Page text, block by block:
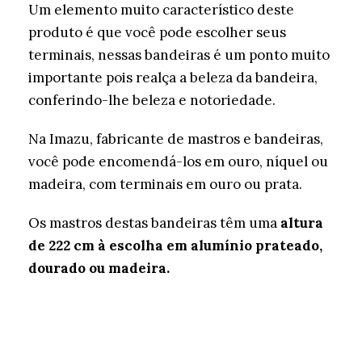
Um elemento muito característico deste
produto é que você pode escolher seus
terminais, nessas bandeiras é um ponto muito
importante pois realça a beleza da bandeira,
conferindo-lhe beleza e notoriedade.
Na Imazu, fabricante de mastros e bandeiras,
você pode encomendá-los em ouro, níquel ou
madeira, com terminais em ouro ou prata.
Os mastros destas bandeiras têm uma altura
de 222 cm à escolha em alumínio prateado,
dourado ou madeira.